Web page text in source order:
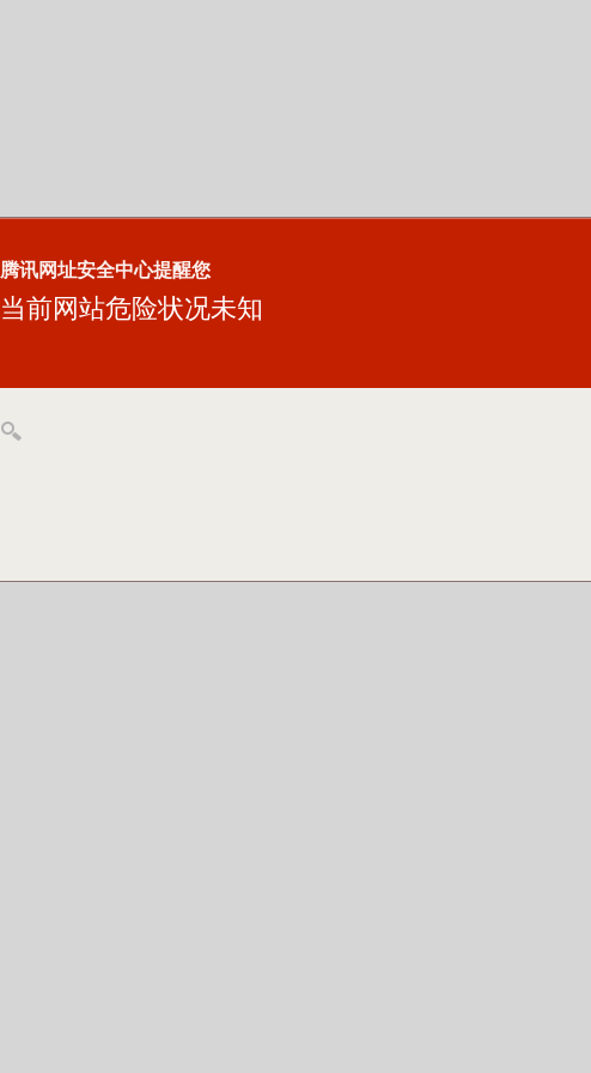
腾讯网址安全中心提醒您
当前网站危险状况未知